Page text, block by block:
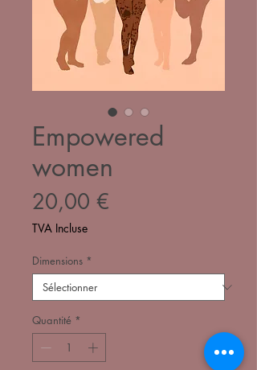
Empowered
women
20,00 €
TVA Incluse
Dimensions *
Quantité *